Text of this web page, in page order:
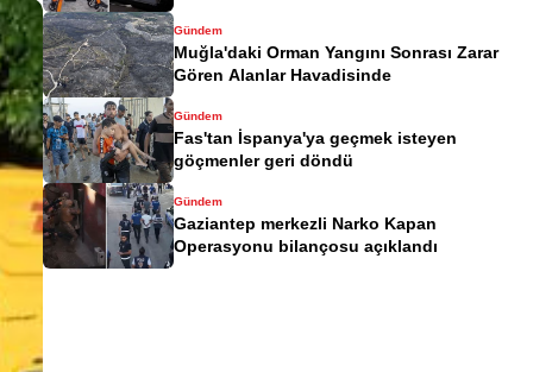
Gündem
Muğla'daki Orman Yangını Sonrası Zarar
Gören Alanlar Havadisinde
Gündem
Fas'tan İspanya'ya geçmek isteyen
göçmenler geri döndü
Gündem
Gaziantep merkezli Narko Kapan
Operasyonu bilançosu açıklandı